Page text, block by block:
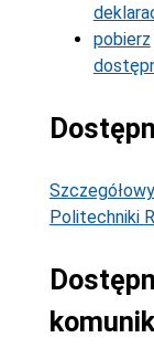
pobierz
Politechniki